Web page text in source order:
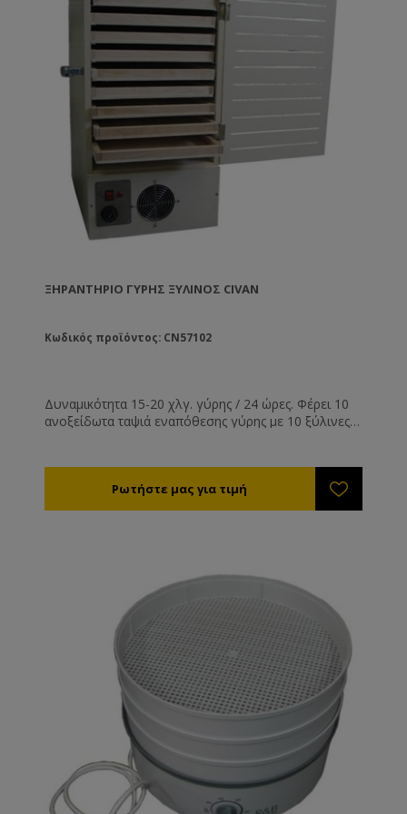
ΞΗΡΑΝΤΉΡΙΟ ΓΎΡΗΣ ΞΎΛΙΝΟΣ CIVAN
Κωδικός προϊόντος: CN57102
Δυναμικότητα 15-20 χλγ. γύρης / 24 ώρες. Φέρει 10
ανοξείδωτα ταψιά εναπόθεσης γύρης με 10 ξύλινες
δοχεία. Διαστάσεις 61*42*87cm, κατασκευασμένο
από MDF. Ισχύς 500W.
(μαλακή - συντηρείται εντός ψυγείου).
Η διάρκεια ξήρανσης είναι από 8 - 72 ώρες ανάλογα
με την υγρασία, τη θερμοκρασία της γύρης και του
περιβάλλοντος εργασίας του μηχανήματος.